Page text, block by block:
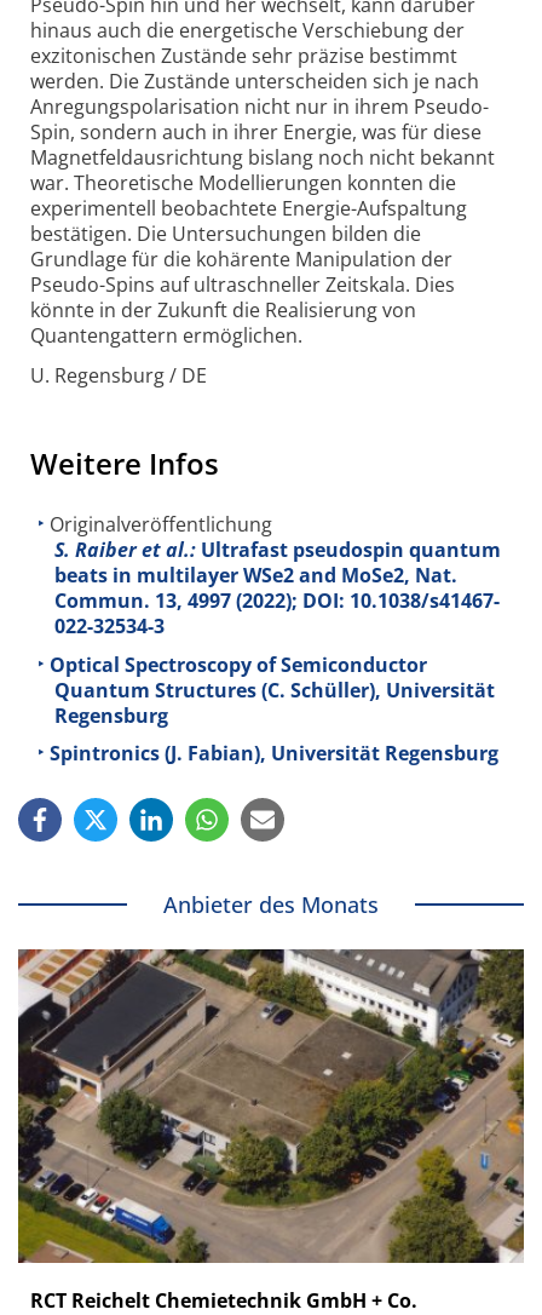
hinaus auch die energetische Verschiebung der
exzitonischen Zustände sehr präzise bestimmt
werden. Die Zustände unterscheiden sich je nach
Anregungs­polarisation nicht nur in ihrem Pseudo-
Spin, sondern auch in ihrer Energie, was für diese
Magnetfeld­ausrichtung bislang noch nicht bekannt
war. Theoretische Modellierungen konnten die
experimentell beobachtete Energie-Aufspaltung
bestätigen. Die Untersuchungen bilden die
Grundlage für die kohärente Manipulation der
Pseudo-Spins auf ultraschneller Zeitskala. Dies
könnte in der Zukunft die Realisierung von
Quantengattern ermöglichen.
U. Regensburg / DE
Weitere Infos
Originalveröffentlichung
S. Raiber et al.: Ultrafast pseudospin quantum
beats in multilayer WSe2 and MoSe2, Nat.
Commun. 13, 4997 (2022); DOI: 10.1038/s41467-
022-32534-3
Optical Spectroscopy of Semiconductor
Quantum Structures (C. Schüller), Universität
Regensburg
Spintronics (J. Fabian), Universität Regensburg
Anbieter des Monats
RCT Reichelt Chemietechnik GmbH + Co.